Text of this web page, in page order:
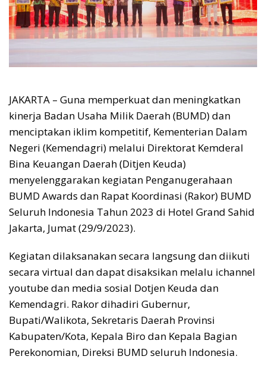
JAKARTA – Guna memperkuat dan meningkatkan
kinerja Badan Usaha Milik Daerah (BUMD) dan
menciptakan iklim kompetitif, Kementerian Dalam
Negeri (Kemendagri) melalui Direktorat Kemderal
Bina Keuangan Daerah (Ditjen Keuda)
menyelenggarakan kegiatan Penganugerahaan
BUMD Awards dan Rapat Koordinasi (Rakor) BUMD
Seluruh Indonesia Tahun 2023 di Hotel Grand Sahid
Jakarta, Jumat (29/9/2023).
Kegiatan dilaksanakan secara langsung dan diikuti
secara virtual dan dapat disaksikan melalu ichannel
youtube dan media sosial Dotjen Keuda dan
Kemendagri. Rakor dihadiri Gubernur,
Bupati/Walikota, Sekretaris Daerah Provinsi
Kabupaten/Kota, Kepala Biro dan Kepala Bagian
Perekonomian, Direksi BUMD seluruh Indonesia.